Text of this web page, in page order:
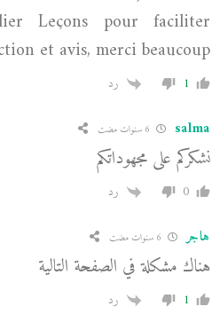
Leçons pour faciliter
et avis, merci beaucoup
1 رد
salma
نشكركم على مجهوداتكم
0 رد
هاجر
هناك مشكلة في الصفحة التالية
1 رد